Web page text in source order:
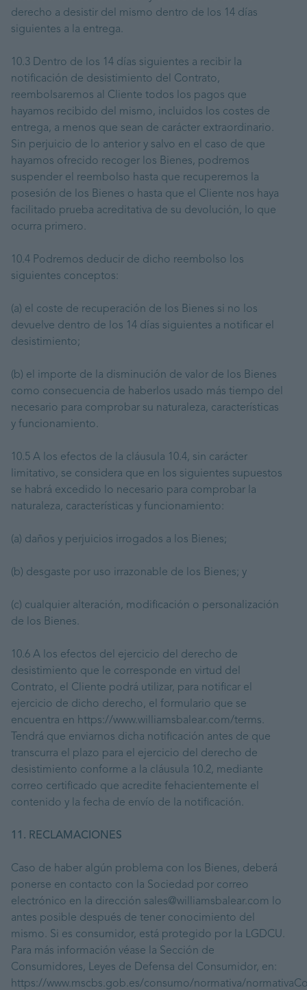
derecho a desistir del mismo dentro de los 14 días
siguientes a la entrega.
10.3 Dentro de los 14 días siguientes a recibir la
notificación de desistimiento del Contrato,
reembolsaremos al Cliente todos los pagos que
hayamos recibido del mismo, incluidos los costes de
entrega, a menos que sean de carácter extraordinario.
Sin perjuicio de lo anterior y salvo en el caso de que
hayamos ofrecido recoger los Bienes, podremos
suspender el reembolso hasta que recuperemos la
posesión de los Bienes o hasta que el Cliente nos haya
facilitado prueba acreditativa de su devolución, lo que
ocurra primero.
10.4 Podremos deducir de dicho reembolso los
siguientes conceptos:
(a) el coste de recuperación de los Bienes si no los
devuelve dentro de los 14 días siguientes a notificar el
desistimiento;
(b) el importe de la disminución de valor de los Bienes
como consecuencia de haberlos usado más tiempo del
necesario para comprobar su naturaleza, características
y funcionamiento.
10.5 A los efectos de la cláusula 10.4, sin carácter
limitativo, se considera que en los siguientes supuestos
se habrá excedido lo necesario para comprobar la
naturaleza, características y funcionamiento:
(a) daños y perjuicios irrogados a los Bienes;
(b) desgaste por uso irrazonable de los Bienes; y
(c) cualquier alteración, modificación o personalización
de los Bienes.
10.6 A los efectos del ejercicio del derecho de
desistimiento que le corresponde en virtud del
Contrato, el Cliente podrá utilizar, para notificar el
ejercicio de dicho derecho, el formulario que se
encuentra en https://www.williamsbalear.com/terms.
Tendrá que enviarnos dicha notificación antes de que
transcurra el plazo para el ejercicio del derecho de
desistimiento conforme a la cláusula 10.2, mediante
correo certificado que acredite fehacientemente el
contenido y la fecha de envío de la notificación.
11. RECLAMACIONES
Caso de haber algún problema con los Bienes, deberá
ponerse en contacto con la Sociedad por correo
electrónico en la dirección sales@williamsbalear.com lo
antes posible después de tener conocimiento del
mismo. Si es consumidor, está protegido por la LGDCU.
Para más información véase la Sección de
Consumidores, Leyes de Defensa del Consumidor, en:
https://www.mscbs.gob.es/consumo/normativa/